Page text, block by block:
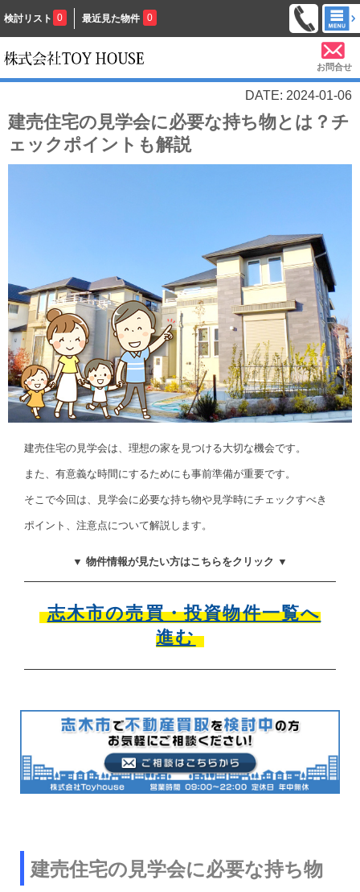
検討リスト 0 最近見た物件 0
お問合せ
DATE: 2024-01-06
建売住宅の見学会に必要な持ち物とは？チ
ェックポイントも解説
建売住宅の見学会は、理想の家を見つける大切な機会です。
また、有意義な時間にするためにも事前準備が重要です。
そこで今回は、見学会に必要な持ち物や見学時にチェックすべき
ポイント、注意点について解説します。
▼ 物件情報が見たい方はこちらをクリック ▼
志木市の売買・投資物件一覧へ
進む
建売住宅の見学会に必要な持ち物